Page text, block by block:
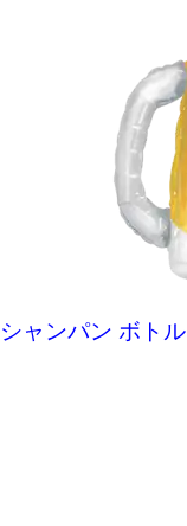
シャンパン ボトル